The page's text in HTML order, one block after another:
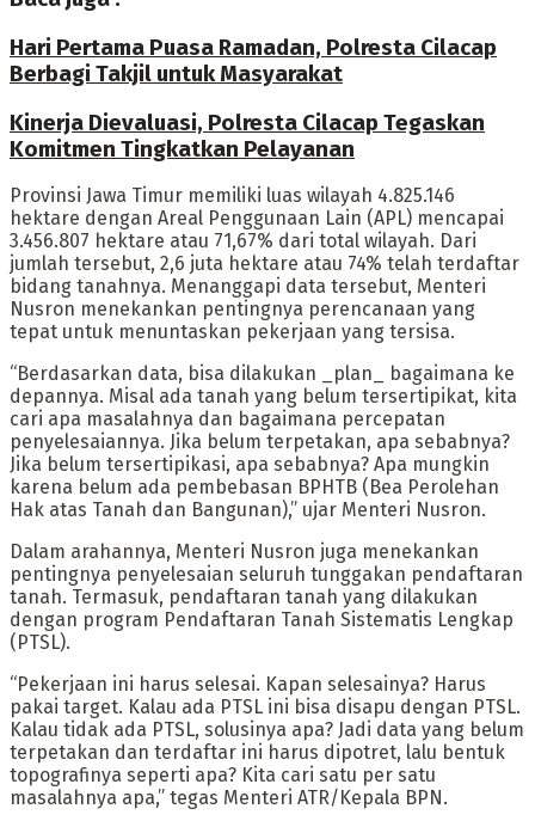
Hari Pertama Puasa Ramadan, Polresta Cilacap
Berbagi Takjil untuk Masyarakat
Kinerja Dievaluasi, Polresta Cilacap Tegaskan
Komitmen Tingkatkan Pelayanan
Provinsi Jawa Timur memiliki luas wilayah 4.825.146
hektare dengan Areal Penggunaan Lain (APL) mencapai
3.456.807 hektare atau 71,67% dari total wilayah. Dari
jumlah tersebut, 2,6 juta hektare atau 74% telah terdaftar
bidang tanahnya. Menanggapi data tersebut, Menteri
Nusron menekankan pentingnya perencanaan yang
tepat untuk menuntaskan pekerjaan yang tersisa.
“Berdasarkan data, bisa dilakukan _plan_ bagaimana ke
depannya. Misal ada tanah yang belum tersertipikat, kita
cari apa masalahnya dan bagaimana percepatan
penyelesaiannya. Jika belum terpetakan, apa sebabnya?
Jika belum tersertipikasi, apa sebabnya? Apa mungkin
karena belum ada pembebasan BPHTB (Bea Perolehan
Hak atas Tanah dan Bangunan),” ujar Menteri Nusron.
Dalam arahannya, Menteri Nusron juga menekankan
pentingnya penyelesaian seluruh tunggakan pendaftaran
tanah. Termasuk, pendaftaran tanah yang dilakukan
dengan program Pendaftaran Tanah Sistematis Lengkap
(PTSL).
“Pekerjaan ini harus selesai. Kapan selesainya? Harus
pakai target. Kalau ada PTSL ini bisa disapu dengan PTSL.
Kalau tidak ada PTSL, solusinya apa? Jadi data yang belum
terpetakan dan terdaftar ini harus dipotret, lalu bentuk
topografinya seperti apa? Kita cari satu per satu
masalahnya apa,” tegas Menteri ATR/Kepala BPN.